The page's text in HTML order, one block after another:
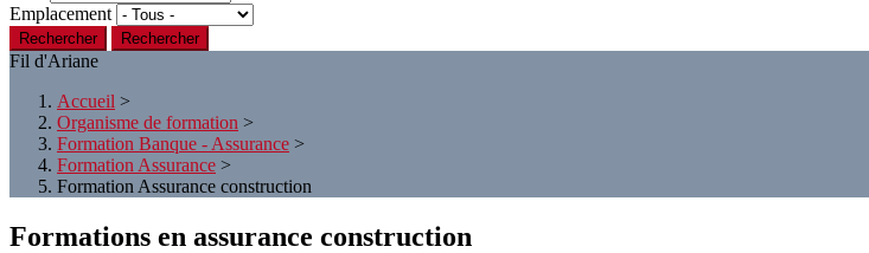
Emplacement
Rechercher
Fil d'Ariane
Accueil >
Organisme de formation >
Formation Banque - Assurance >
Formation Assurance >
Formation Assurance construction
Formations en assurance construction